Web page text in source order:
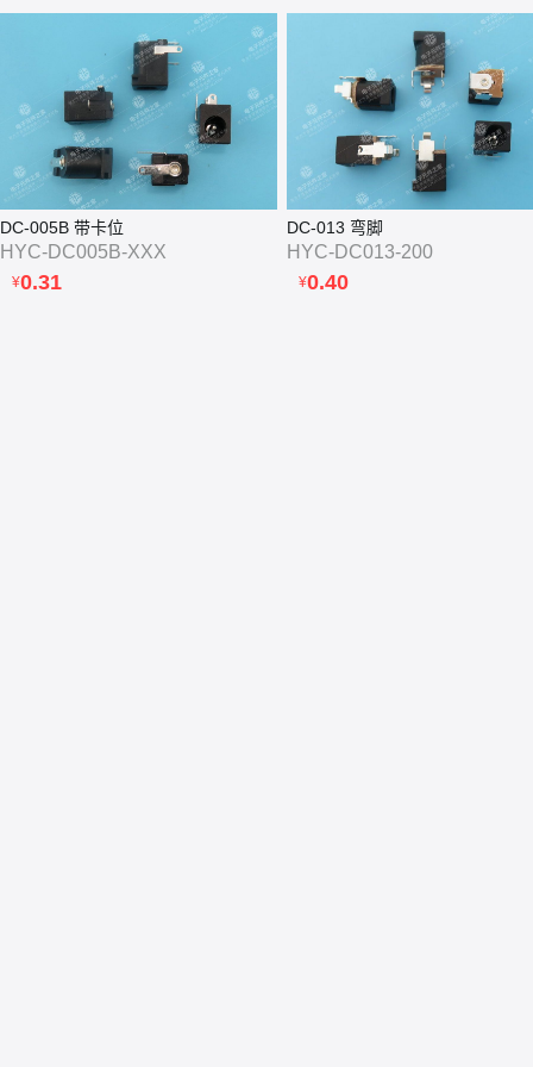
DC-005B 带卡位
HYC-DC005B-XXX
¥0.31
DC-013 弯脚
HYC-DC013-200
¥0.40